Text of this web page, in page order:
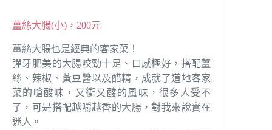
薑絲大腸(小)，200元
薑絲大腸也是經典的客家菜！
彈牙肥美的大腸咬勁十足、口感極好，搭配薑
絲、辣椒、黃豆醬以及醋精，成就了道地客家
菜的嗆酸味，又衝又酸的風味，很多人受不
了，可是搭配越嚼越香的大腸，對我來說實在
迷人。